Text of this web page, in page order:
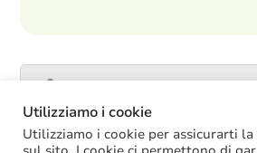
Utilizziamo i cookie
Utilizziamo i cookie per assicurarti